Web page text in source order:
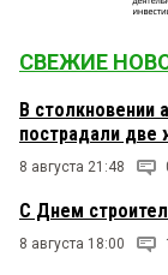
СВЕЖИЕ
В столкновении
пострадали
8 августа 21:48
С Днем
8 августа 18:00